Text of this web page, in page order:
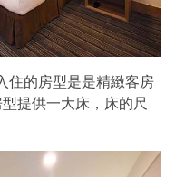
住的房型是是精緻客房
提供一大床，床的尺